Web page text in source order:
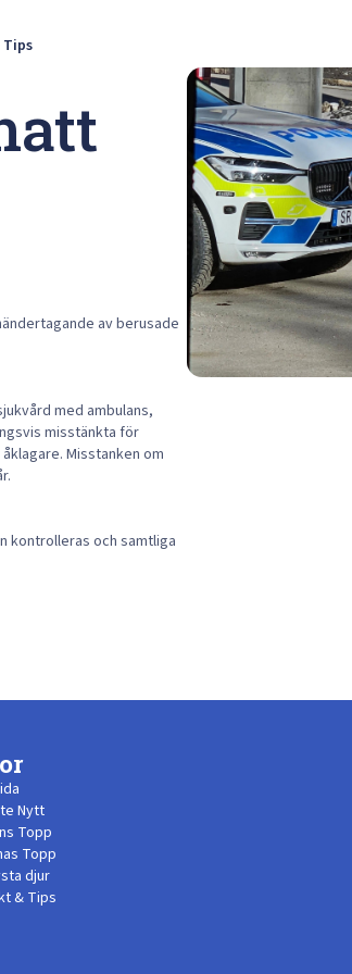
av berusade
med ambulans,
misstänkta för
Misstanken om
kontrolleras och samtliga
Nytt
Topp
Topp
djur
& Tips